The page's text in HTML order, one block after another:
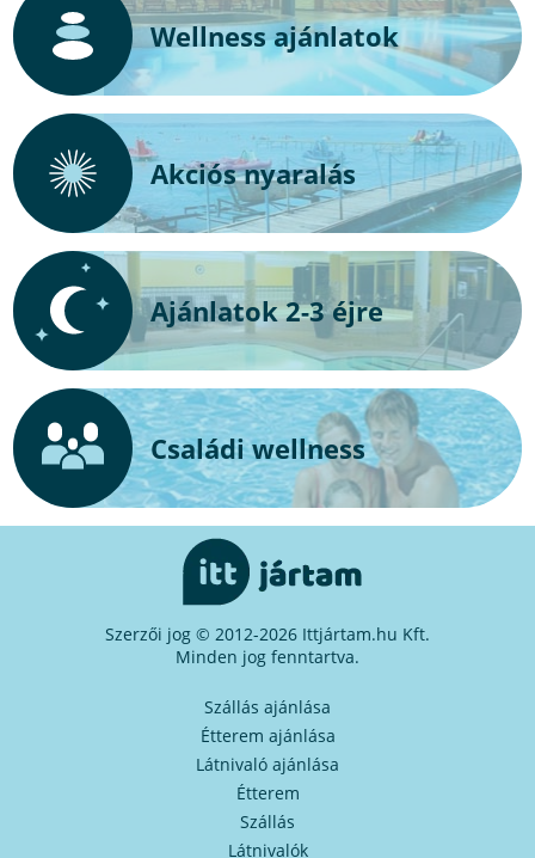
Wellness ajánlatok
Akciós nyaralás
Ajánlatok 2-3 éjre
Családi wellness
Szerzői jog © 2012-2026 Ittjártam.hu Kft.
Minden jog fenntartva.
Szállás ajánlása
Étterem ajánlása
Látnivaló ajánlása
Étterem
Szállás
Látnivalók